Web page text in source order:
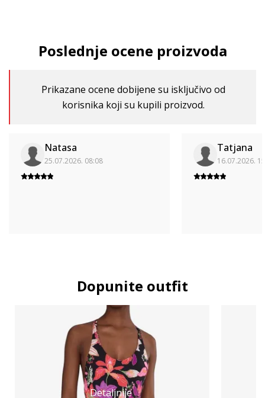
Poslednje ocene proizvoda
Prikazane ocene dobijene su isključivo od
korisnika koji su kupili proizvod.
Natasa
25.07.2026. 08:08
Tatjana
16.07.2026.
Dopunite outfit
Detaljnije